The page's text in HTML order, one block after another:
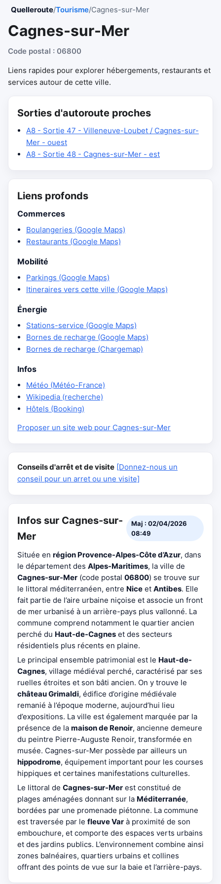
Quelleroute/Tourisme/Cagnes-sur-Mer
Cagnes-sur-Mer
Code postal : 06800
Liens rapides pour explorer hébergements, restaurants et
services autour de cette ville.
Sorties d'autoroute proches
A8 - Sortie 47 - Villeneuve-Loubet / Cagnes-sur-
Mer - ouest
A8 - Sortie 48 - Cagnes-sur-Mer - est
Liens profonds
Commerces
Boulangeries (Google Maps)
Restaurants (Google Maps)
Mobilité
Parkings (Google Maps)
Itineraires vers cette ville (Google Maps)
Énergie
Stations-service (Google Maps)
Bornes de recharge (Google Maps)
Bornes de recharge (Chargemap)
Infos
Météo (Météo-France)
Wikipedia (recherche)
Hôtels (Booking)
Proposer un site web pour Cagnes-sur-Mer
Conseils d'arrêt et de visite [Donnez-nous un
conseil pour un arret ou une visite]
Infos sur Cagnes-sur-
Mer
Maj : 02/04/2026
08:49
Située en région Provence-Alpes-Côte d’Azur, dans
le département des Alpes-Maritimes, la ville de
Cagnes-sur-Mer (code postal 06800) se trouve sur
le littoral méditerranéen, entre Nice et Antibes. Elle
fait partie de l’aire urbaine niçoise et associe un front
de mer urbanisé à un arrière-pays plus vallonné. La
commune comprend notamment le quartier ancien
perché du Haut-de-Cagnes et des secteurs
résidentiels plus récents en plaine.
Le principal ensemble patrimonial est le Haut-de-
Cagnes, village médiéval perché, caractérisé par ses
ruelles étroites et son bâti ancien. On y trouve le
château Grimaldi, édifice d’origine médiévale
remanié à l’époque moderne, aujourd’hui lieu
d’expositions. La ville est également marquée par la
présence de la maison de Renoir, ancienne demeure
du peintre Pierre-Auguste Renoir, transformée en
musée. Cagnes-sur-Mer possède par ailleurs un
hippodrome, équipement important pour les courses
hippiques et certaines manifestations culturelles.
Le littoral de Cagnes-sur-Mer est constitué de
plages aménagées donnant sur la Méditerranée,
bordées par une promenade piétonne. La commune
est traversée par le fleuve Var à proximité de son
embouchure, et comporte des espaces verts urbains
et des jardins publics. L’environnement combine ainsi
zones balnéaires, quartiers urbains et collines
offrant des points de vue sur la baie et l’arrière-pays.